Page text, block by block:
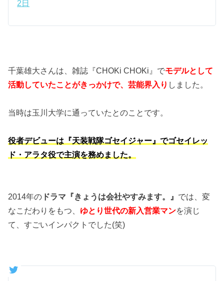
2日
千葉雄大さんは、雑誌『CHOKi CHOKi』でモデルとして
活動していたことがきっかけで、芸能界入り しました。
当時は玉川大学に通っていたとのことです。
役者デビューは『天装戦隊ゴセイジャー』でゴセイレッ
ド・アラタ役で主演を務めました。
2014年の ドラマ『きょうは会社やすみます。』 では、変
なこだわりをもつ、 ゆとり世代の新入営業マンを演じ
て、すごいインパクトでした(笑)